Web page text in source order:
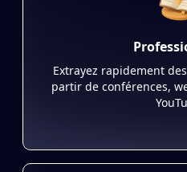
Extrayez rapidement
partir de conférences,